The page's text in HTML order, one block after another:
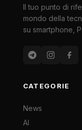
Il tuo punto di
mondo della
su smartphone,
CATEGORIE
News
AI